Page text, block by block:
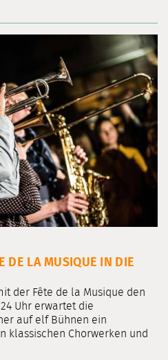
DE LA MUSIQUE IN DIE
der Fête de la Musique den
Uhr erwartet die
auf elf Bühnen ein
klassischen Chorwerken und